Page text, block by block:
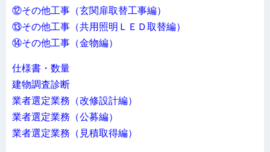
⑫その他工事（玄関扉取替工事編）
⑬その他工事（共用照明ＬＥＤ取替編）
⑭その他工事（金物編）
仕様書・数量
建物調査診断
業者選定業務（改修設計編）
業者選定業務（公募編）
業者選定業務（見積取得編）